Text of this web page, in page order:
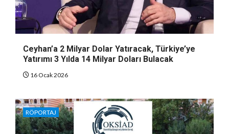
Ceyhan’a 2 Milyar Dolar Yatıracak, Türkiye’ye
Yatırımı 3 Yılda 14 Milyar Doları Bulacak
16 Ocak 2026
RÖPORTAJ